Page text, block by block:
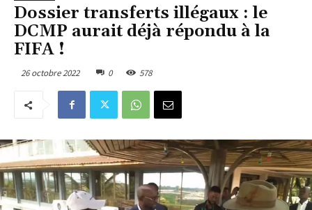
Dossier transferts illégaux : le
DCMP aurait déjà répondu à la
FIFA !
26 octobre 2022 0 578